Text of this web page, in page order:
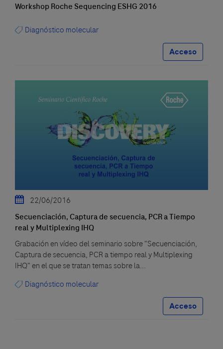
Workshop Roche Sequencing ESHG 2016
Diagnóstico molecular
Acceso
22/06/2016
Secuenciación, Captura de secuencia, PCR a Tiempo
real y Multiplexing IHQ
Grabación en vídeo del seminario sobre "Secuenciación,
Captura de secuencia, PCR a tiempo real y Multiplexing
IHQ" en el que se tratan temas sobre la...
Diagnóstico molecular
Acceso